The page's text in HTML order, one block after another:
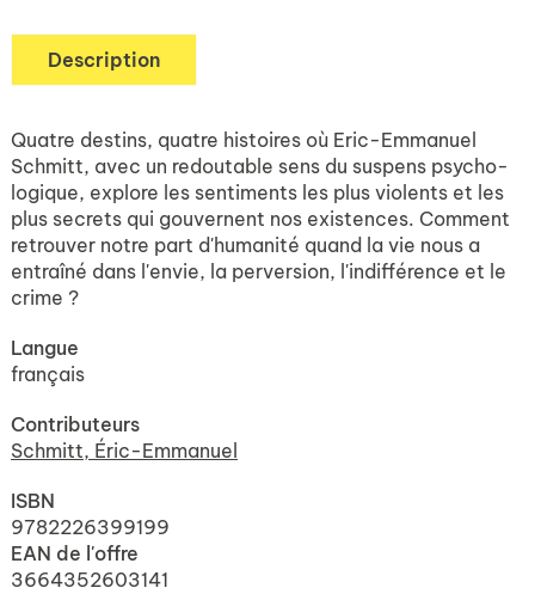
Description
Quatre destins, quatre histoires où Eric-Emmanuel
Schmitt, avec un redoutable sens du suspens psycho-
logique, explore les sentiments les plus violents et les
plus secrets qui gouvernent nos existences. Comment
retrouver notre part d'humanité quand la vie nous a
entraîné dans l'envie, la perversion, l'indifférence et le
crime ?
Langue
français
Contributeurs
Schmitt, Éric-Emmanuel
ISBN
9782226399199
EAN de l'offre
3664352603141